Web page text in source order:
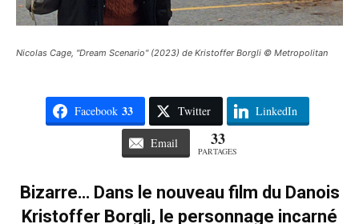
Nicolas Cage, "Dream Scenario" (2023) de Kristoffer Borgli © Metropolitan
Facebook 33 Twitter LinkedIn
Email 33
PARTAGES
Bizarre… Dans le nouveau film du Danois
Kristoffer Borgli, le personnage incarné